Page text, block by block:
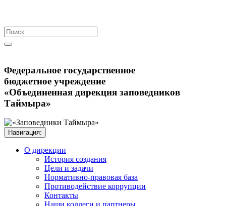
Федеральное государственное
бюджетное учреждение
«Объединенная дирекция заповедников
Таймыра»
Навигация:
О дирекции
История создания
Цели и задачи
Нормативно-правовая база
Противодействие коррупции
Контакты